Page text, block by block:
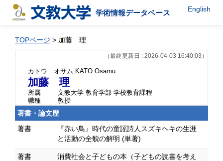
学術情報データベース English
TOPページ > 加藤 理
（最終更新日 : 2026-04-03 16:40:03）
カトウ オサム KATO Osamu
加藤 理
所属
文教大学 教育学部 学校教育課程
職種
教授
著書・論文歴
著書
『赤い鳥』時代の童謡詩人スズキヘキの生涯
と活動の全貌の解明 (単著)
著書
消費社会と子どもの本（子どもの読書を考え